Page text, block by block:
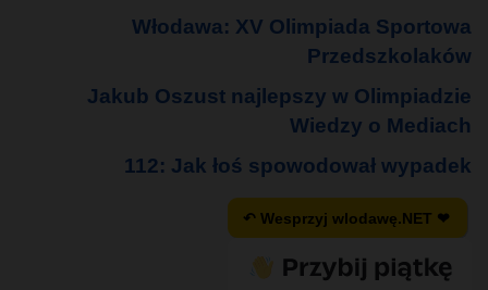
Włodawa: XV Olimpiada Sportowa
Przedszkolaków
Jakub Oszust najlepszy w Olimpiadzie
Wiedzy o Mediach
112: Jak łoś spowodował wypadek
↶ Wesprzyj wlodawę.NET ❤